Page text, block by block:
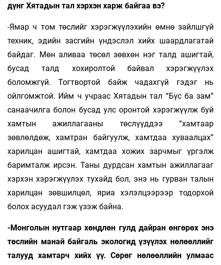
дүнг Хятадын тал хэрхэн харж байгаа вэ?
-Ямар ч том төслийг хэрэгжүүлэхийн өмнө зайлшгүй
техник, эдийн засгийн үндэслэл хийх шаардлагатай
байдаг. Мөн аливаа төсөл зөвхөн нэг талд ашигтай,
бусад талд хохиролтой байвал хэрэгжүүлэх
боломжгүй. Тогтвортой байж чадахгүй гэдэг нь
ойлгомжтой. Ийм ч учраас Хятадын тал “Бүс ба зам”
санаачилга болон бусад улс оронтой хэрэгжүүлж буй
хамтын ажиллагааны төслүүддээ “хамтаар
зөвлөлдөж, хамтран байгуулж, хамтдаа хуваалцах”
харилцан ашигтай, хамтдаа хожих зарчмыг үргэлж
баримталж ирсэн. Таны дурдсан хамтын ажиллагааг
хэрхэн хэрэгжүүлэх тухайд бол, энэ нь гурван талын
харилцан зөвшилцөл, яриа хэлэлцээрээр тодорхой
болох асуудал гэж үзэж байна.
-Монголын нутгаар хөндлөн гулд дайран өнгөрөх энэ
төслийн манай байгаль экологид үзүүлэх нөлөөллийг
талууд хамтарч хийх үү. Сөрөг нөлөөллийн улмаас